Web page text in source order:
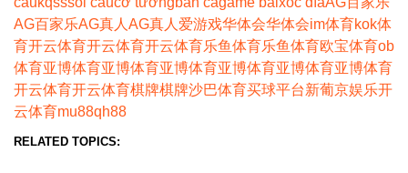
AG百家乐AG真人 AG真人 爱游戏华体会华体会im体育kok体
育开云体育开云体育开云体育乐鱼体育乐鱼体育欧宝体育ob
体育亚博体育亚博体育亚博体育亚博体育亚博体育亚博体育
开云体育开云体育棋牌棋牌沙巴体育买球平台新葡京娱乐开
云体育mu88qh88
RELATED TOPICS: